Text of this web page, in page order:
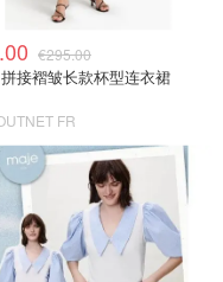
€295.00
接褶皱长款杯型连衣裙
FR